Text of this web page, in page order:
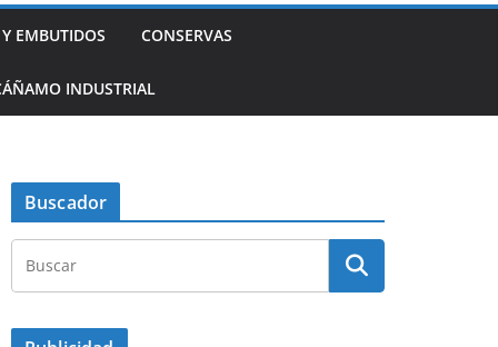
EMBUTIDOS CONSERVAS
INDUSTRIAL
Buscador